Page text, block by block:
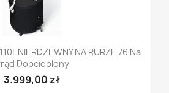
NIERDZEWNY NA RURZE 76 Na
Dopcieplony
3.999,00 zł